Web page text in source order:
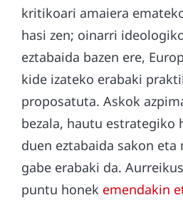
kritikoari amaiera
hasi zen; oinarri
eztabaida bazen ere,
kide izateko erabaki
proposatuta. Askok
bezala, hautu estrategiko
duen eztabaida sakon
gabe erabaki da.
puntu honek emendakin